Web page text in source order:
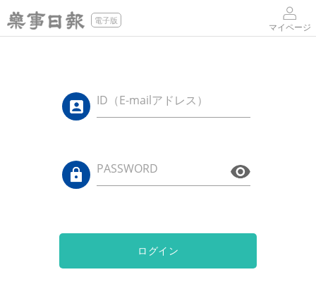
電子版
マイページ
ID（E-mailアドレス）
PASSWORD
ログイン